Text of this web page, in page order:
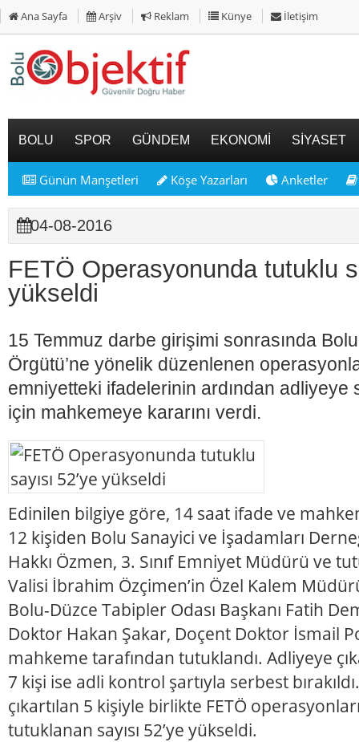
Ana Sayfa Arşiv Reklam Künye İletişim
BOLU SPOR GÜNDEM EKONOMİ SİYASET
Günün Manşetleri Köşe Yazarları Anketler
04-08-2016
FETÖ Operasyonunda tutuklu
yükseldi
15 Temmuz darbe girişimi sonrasında
Örgütü’ne yönelik düzenlenen
emniyetteki ifadelerinin ardından adliyeye
için mahkemeye kararını verdi.
Edinilen bilgiye göre, 14 saat ifade ve
12 kişiden Bolu Sanayici ve İşadamları
Hakkı Özmen, 3. Sınıf Emniyet Müdürü ve
Valisi İbrahim Özçimen’in Özel Kalem
Bolu-Düzce Tabipler Odası Başkanı Fatih
Doktor Hakan Şakar, Doçent Doktor İsmail
mahkeme tarafından tutuklandı. Adliyeye
7 kişi ise adli kontrol şartıyla serbest
çıkartılan 5 kişiyle birlikte FETÖ
tutuklanan sayısı 52’ye yükseldi.